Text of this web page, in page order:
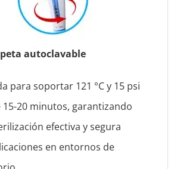
autoclavable
para soportar 121 °C y 15 psi
20 minutos, garantizando
efectiva y segura
en entornos de